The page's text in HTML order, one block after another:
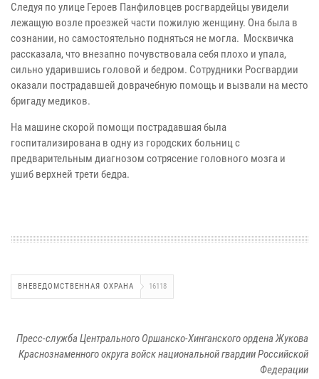
Следуя по улице Героев Панфиловцев росгвардейцы увидели
лежащую возле проезжей части пожилую женщину. Она была в
сознании, но самостоятельно подняться не могла. Москвичка
рассказала, что внезапно почувствовала себя плохо и упала,
сильно ударившись головой и бедром. Сотрудники Росгвардии
оказали пострадавшей доврачебную помощь и вызвали на место
бригаду медиков.
На машине скорой помощи пострадавшая была
госпитализирована в одну из городских больниц с
предварительным диагнозом сотрясение головного мозга и
ушиб верхней трети бедра.
ВНЕВЕДОМСТВЕННАЯ ОХРАНА 16118
Пресс-служба Центрального Оршанско-Хинганского ордена Жукова
Краснознаменного округа войск национальной гвардии Российской
Федерации